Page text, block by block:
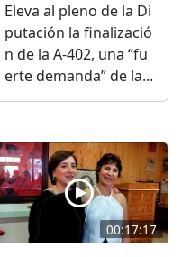
Eleva al pleno de la Di
putación la finalizació
n de la A-402, una “fu
erte demanda” de la...
00:17:17